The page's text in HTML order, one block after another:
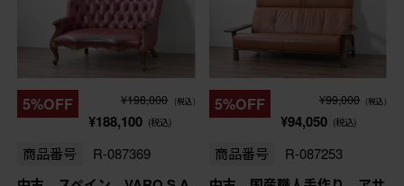
5%OFF ¥198,000 (税込)
¥188,100 (税込)
商品番号 R-087369
5%OFF ¥99,000 (税込)
¥94,050 (税込)
商品番号 R-087253